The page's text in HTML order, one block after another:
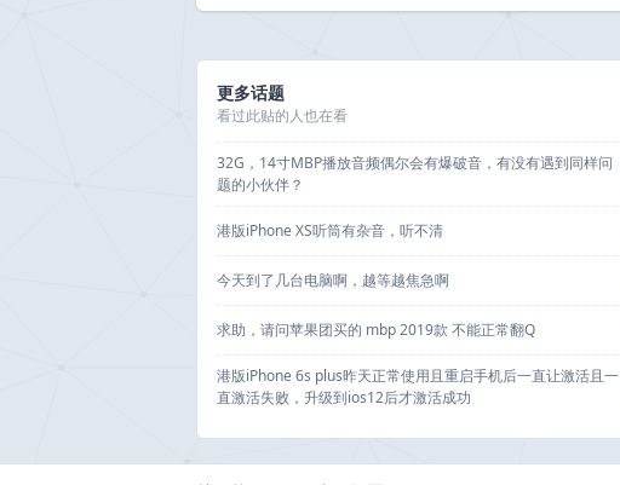
更多话题
看过此贴的人也在看
32G，14寸MBP播放音频偶尔会有爆破音，有没有遇到同样问
题的小伙伴？
港版iPhone XS听筒有杂音，听不清
今天到了几台电脑啊，越等越焦急啊
求助，请问苹果团买的 mbp 2019款 不能正常翻Q
港版iPhone 6s plus昨天正常使用且重启手机后一直让激活且一
直激活失败，升级到ios12后才激活成功